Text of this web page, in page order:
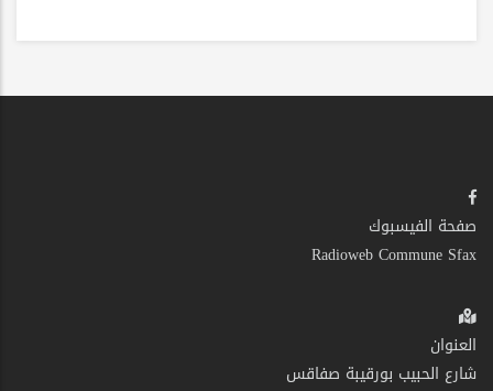
صفحة الفيسبوك
Radioweb Commune Sfax
العنوان
شارع الحبيب بورقيبة صفاقس